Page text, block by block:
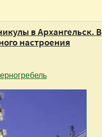
в Архангельск. В
настроения